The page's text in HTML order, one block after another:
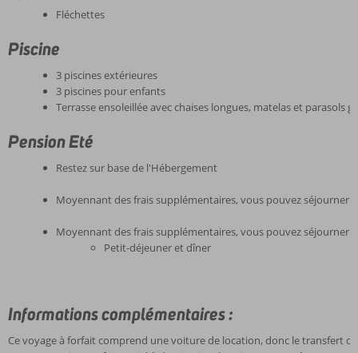
Fléchettes
Piscine
3 piscines extérieures
3 piscines pour enfants
Terrasse ensoleillée avec chaises longues, matelas et parasols
Pension Eté
Restez sur base de l'Hébergement
Moyennant des frais supplémentaires, vous pouvez séjourner
Moyennant des frais supplémentaires, vous pouvez séjourner
Petit-déjeuner et dîner
Informations complémentaires :
Ce voyage à forfait comprend une voiture de location, donc le transfert